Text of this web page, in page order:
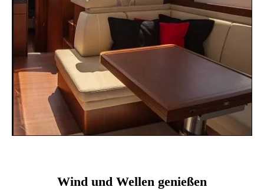
Wind und Wellen genießen